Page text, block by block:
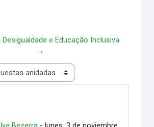
Desigualdade e Educação Inclusiva
→
0